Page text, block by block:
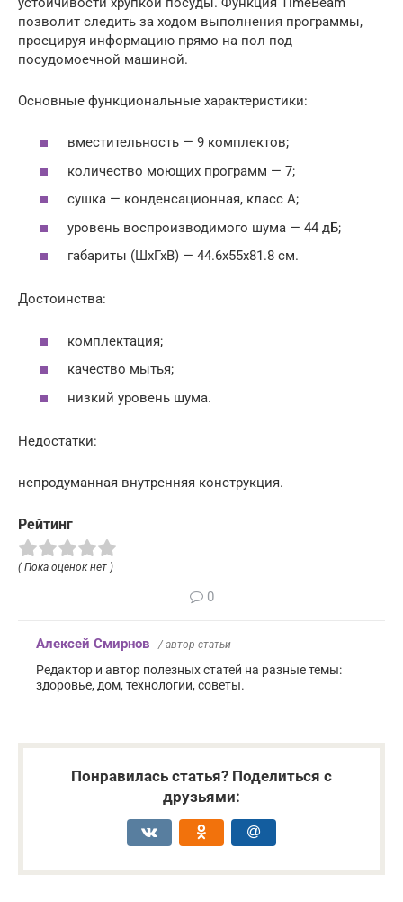
позволит следить за ходом выполнения программы,
проецируя информацию прямо на пол под
посудомоечной машиной.
Основные функциональные характеристики:
вместительность — 9 комплектов;
количество моющих программ — 7;
сушка — конденсационная, класс A;
уровень воспроизводимого шума — 44 дБ;
габариты (ШхГхВ) — 44.6x55x81.8 см.
Достоинства:
комплектация;
качество мытья;
низкий уровень шума.
Недостатки:
непродуманная внутренняя конструкция.
Рейтинг
( Пока оценок нет )
0
Алексей Смирнов / автор статьи
Редактор и автор полезных статей на разные темы:
здоровье, дом, технологии, советы.
Понравилась статья? Поделиться с
друзьями: